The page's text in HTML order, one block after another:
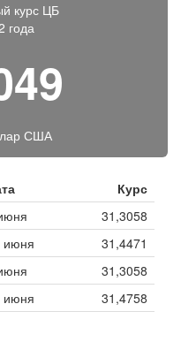
курс ЦБ
года
США
Курс
31,3058
июня
31,4471
31,3058
июня 31,4758